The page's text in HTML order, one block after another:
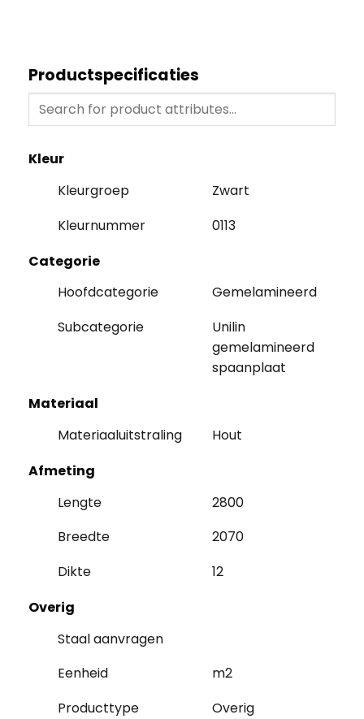
Productspecificaties
Kleur
Kleurgroep
Zwart
Kleurnummer
0113
Categorie
Hoofdcategorie
Gemelamineerd
Subcategorie
Unilin
gemelamineerd
spaanplaat
Materiaal
Materiaaluitstraling
Hout
Afmeting
Lengte
2800
Breedte
2070
Dikte
12
Overig
Staal aanvragen
Eenheid
m2
Producttype
Overig